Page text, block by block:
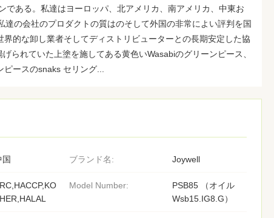
である。私達はヨーロッパ、北アメリカ、南アメリカ、中東お
達の会社のプロダクトの質はのそして外国の非常によい評判を国
界的な卸し業者そしてディストリビューターとの長期安定した協
られていた上塗を施してある黄色いWasabiのグリーンピース、
ースのsnaks セリング...
国 ブランド名: Joywell
Model Number:
PSB85 （オイル
Wsb15.IG8.G）